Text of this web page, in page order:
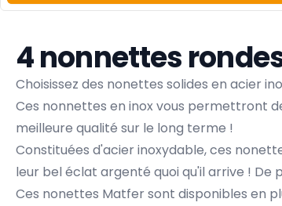
4 nonnettes
Choisissez des nonettes solides en acier
Ces nonnettes en inox vous permettront
meilleure qualité sur le long terme !
Constituées d'acier inoxydable, ces
leur bel éclat argenté quoi qu'il arrive ! De
Ces nonettes Matfer sont disponibles en